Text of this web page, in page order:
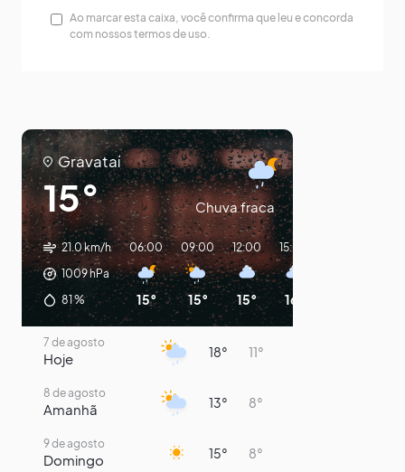
Ao marcar esta caixa, você confirma que leu e concorda
com nossos termos de uso.
Gravataí
15° Chuva fraca
21.0 km/h
1009hPa
81%
06:00
15°
09:00
15°
12:00
15°
15:00
16°
7 de agosto
Hoje 18° 11°
8 de agosto
Amanhã 13° 8°
9 de agosto
Domingo 15° 8°